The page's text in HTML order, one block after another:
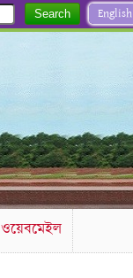
English
Search
ওয়েবমেইল